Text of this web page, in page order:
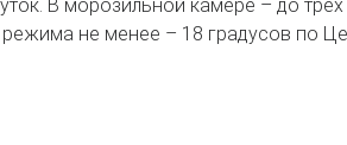
В морозильной камере – до
не менее – 18 градусов по